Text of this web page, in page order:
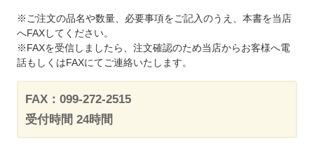
※ご注文の品名や数量、必要事項をご記入のうえ、本書を当店
へFAXしてください。
※FAXを受信しましたら、注文確認のため当店からお客様へ電
話もしくはFAXにてご連絡いたします。
FAX：099-272-2515
受付時間 24時間